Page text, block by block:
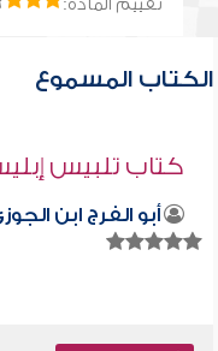
تقييم المادة:
الكتاب المسموع
كتاب تلبيس
أبو الفرج ابن